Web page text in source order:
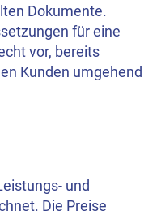
Dokumente.
für eine
vor, bereits
Kunden umgehend
und
Die Preise